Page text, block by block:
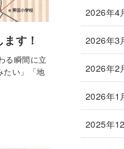
す！
る瞬間に立
たい」「地
2026年4
2026年3
2026年2
2026年1
2025年